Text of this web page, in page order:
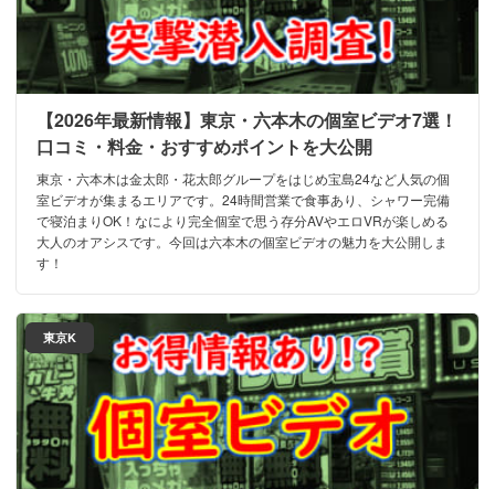
【2026年最新情報】東京・六本木の個室ビデオ7選！
口コミ・料金・おすすめポイントを大公開
東京・六本木は金太郎・花太郎グループをはじめ宝島24など人気の個
室ビデオが集まるエリアです。24時間営業で食事あり、シャワー完備
で寝泊まりOK！なにより完全個室で思う存分AVやエロVRが楽しめる
大人のオアシスです。今回は六本木の個室ビデオの魅力を大公開しま
す！
東京K